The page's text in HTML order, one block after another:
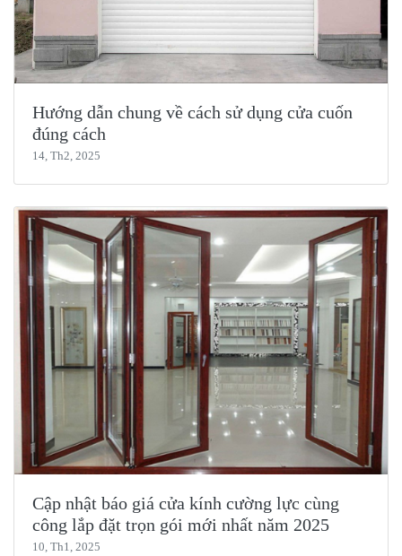
Hướng dẫn chung về cách sử dụng cửa cuốn
đúng cách
14, Th2, 2025
Cập nhật báo giá cửa kính cường lực cùng
công lắp đặt trọn gói mới nhất năm 2025
10, Th1, 2025